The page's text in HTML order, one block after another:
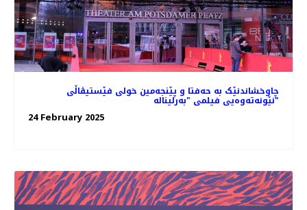
چاوخشاندنێک به حه‌فتا و پێنجه‌مین خولی فێستیڤاڵی
نێونه‌ته‌وه‌یی فیلمی "بەرلیناله"
24 February 2025